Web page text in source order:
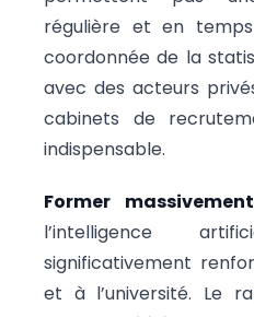
régulière et en
coordonnée de la
avec des acteurs
cabinets de
indispensable.
Former
l’intelligence
significativement
et à l’université. Le